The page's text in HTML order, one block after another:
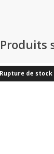
Produits
Rupture de stock